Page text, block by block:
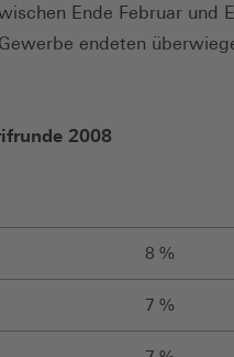
Ende Februar und
endeten
2008
8 %
7 %